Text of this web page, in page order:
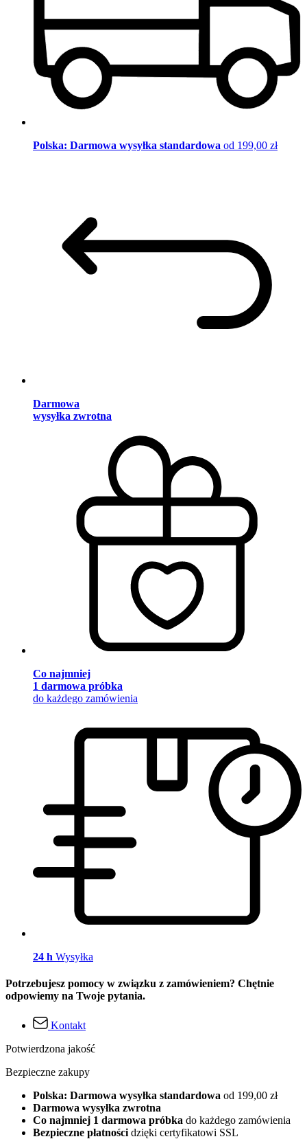
Polska: Darmowa wysyłka standardowa od 199,00 zł
Darmowa
wysyłka zwrotna
Co najmniej
1 darmowa próbka
do każdego zamówienia
24 h Wysyłka
Potrzebujesz pomocy w związku z zamówieniem? Chętnie
odpowiemy na Twoje pytania.
Kontakt
Potwierdzona jakość
Bezpieczne zakupy
Polska: Darmowa wysyłka standardowa od 199,00 zł
Darmowa wysyłka zwrotna
Co najmniej 1 darmowa próbka do każdego zamówienia
Bezpieczne płatności dzięki certyfikatowi SSL